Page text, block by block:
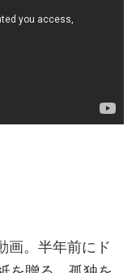
画。半年前にド